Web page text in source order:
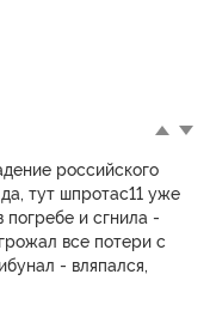
российского
тут шпротас11 уже
погребе и сгнила -
все потери с
- вляпался,